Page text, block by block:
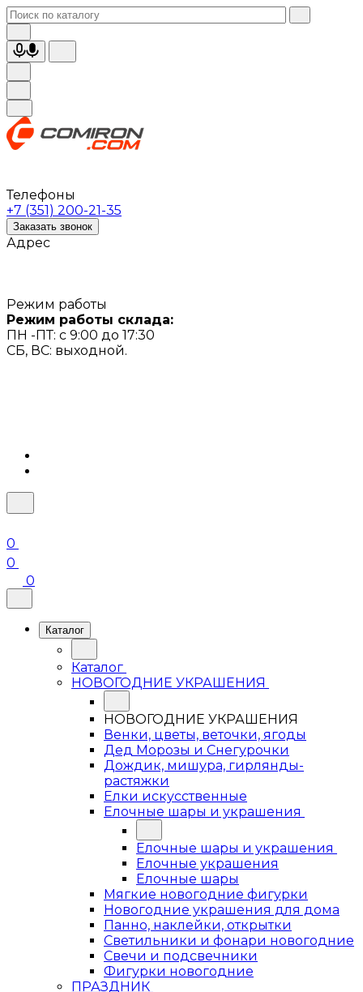
Телефоны
+7 (351) 200-21-35
Заказать звонок
Адрес
Режим работы
Режим работы склада:
ПН -ПТ: с 9:00 до 17:30
СБ, ВС: выходной.
0
0
0
Каталог
Каталог
НОВОГОДНИЕ УКРАШЕНИЯ
НОВОГОДНИЕ УКРАШЕНИЯ
Венки, цветы, веточки, ягоды
Дед Морозы и Снегурочки
Дождик, мишура, гирлянды-
растяжки
Елки искусственные
Елочные шары и украшения
Елочные шары и украшения
Елочные украшения
Елочные шары
Мягкие новогодние фигурки
Новогодние украшения для дома
Панно, наклейки, открытки
Светильники и фонари новогодние
Свечи и подсвечники
Фигурки новогодние
ПРАЗДНИК